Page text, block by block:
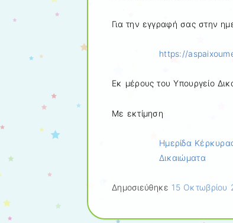
Για την εγγραφή σας στην
https://
Εκ μέρους του Υπουργείο
Με εκτίμηση
Ημερίδα
Δικαιώματα
Δημοσιεύθηκε 15 Οκτωβρίου